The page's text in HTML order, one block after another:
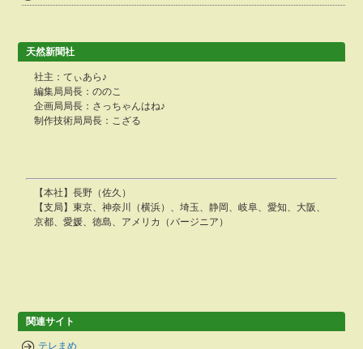
天然新聞社
社主：てぃあら♪
編集局局長：ののこ
企画局局長：さっちゃんはね♪
制作技術局局長：こざる
【本社】長野（佐久）
【支局】東京、神奈川（横浜）、埼玉、静岡、岐阜、愛知、大阪、
京都、愛媛、徳島、アメリカ（バージニア）
関連サイト
テレまめ